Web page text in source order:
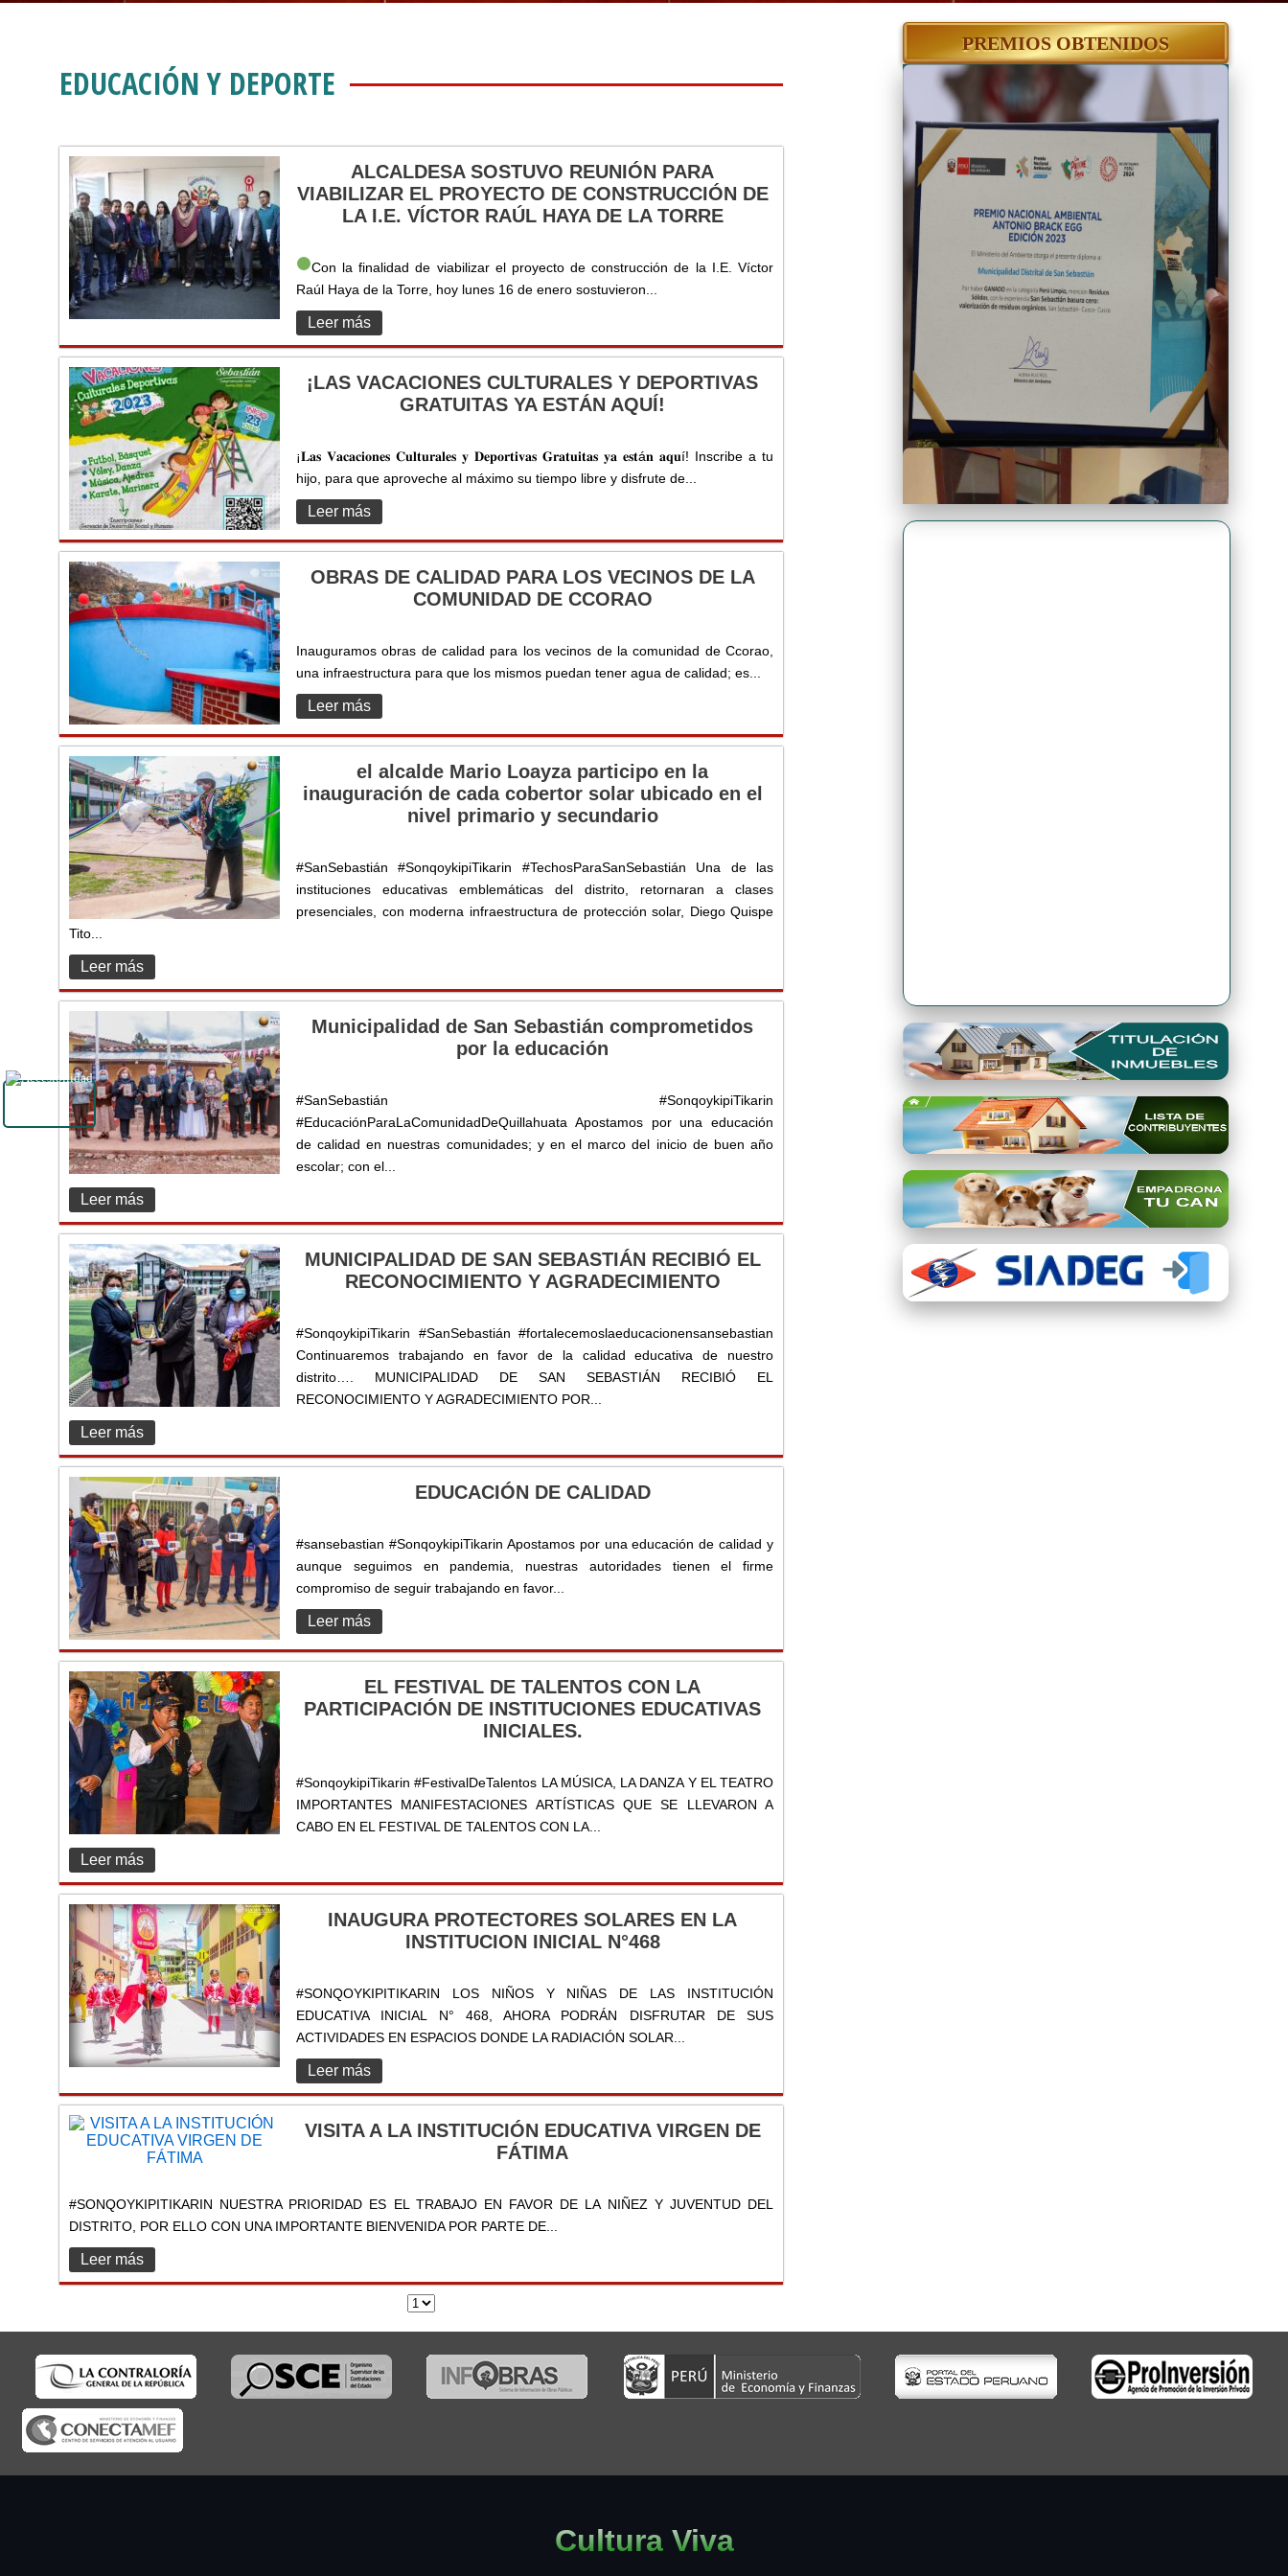
EDUCACIÓN Y DEPORTE
ALCALDESA SOSTUVO REUNIÓN PARA
VIABILIZAR EL PROYECTO DE CONSTRUCCIÓN DE
LA I.E. VÍCTOR RAÚL HAYA DE LA TORRE
Con la finalidad de viabilizar el proyecto de construcción de la I.E. Víctor
Raúl Haya de la Torre, hoy lunes 16 de enero sostuvieron...
Leer más
¡LAS VACACIONES CULTURALES Y DEPORTIVAS
GRATUITAS YA ESTÁN AQUÍ!
¡𝐋𝐚𝐬 𝐕𝐚𝐜𝐚𝐜𝐢𝐨𝐧𝐞𝐬 𝐂𝐮𝐥𝐭𝐮𝐫𝐚𝐥𝐞𝐬 𝐲 𝐃𝐞𝐩𝐨𝐫𝐭𝐢𝐯𝐚𝐬 𝐆𝐫𝐚𝐭𝐮𝐢𝐭𝐚𝐬 𝐲𝐚 𝐞𝐬𝐭á𝐧 𝐚𝐪𝐮í! Inscribe a tu
hijo, para que aproveche al máximo su tiempo libre y disfrute de...
Leer más
OBRAS DE CALIDAD PARA LOS VECINOS DE LA
COMUNIDAD DE CCORAO
Inauguramos obras de calidad para los vecinos de la comunidad de Ccorao,
una infraestructura para que los mismos puedan tener agua de calidad; es...
Leer más
el alcalde Mario Loayza participo en la
inauguración de cada cobertor solar ubicado en el
nivel primario y secundario
#SanSebastián #SonqoykipiTikarin #TechosParaSanSebastián Una de las
instituciones educativas emblemáticas del distrito, retornaran a clases
presenciales, con moderna infraestructura de protección solar, Diego Quispe
Tito...
Leer más
Municipalidad de San Sebastián comprometidos
por la educación
#SanSebastián #SonqoykipiTikarin
#EducaciónParaLaComunidadDeQuillahuata Apostamos por una educación
de calidad en nuestras comunidades; y en el marco del inicio de buen año
escolar; con el...
Leer más
MUNICIPALIDAD DE SAN SEBASTIÁN RECIBIÓ EL
RECONOCIMIENTO Y AGRADECIMIENTO
#SonqoykipiTikarin #SanSebastián #fortalecemoslaeducacionensansebastian
Continuaremos trabajando en favor de la calidad educativa de nuestro
distrito…. MUNICIPALIDAD DE SAN SEBASTIÁN RECIBIÓ EL
RECONOCIMIENTO Y AGRADECIMIENTO POR...
Leer más
EDUCACIÓN DE CALIDAD
#sansebastian #SonqoykipiTikarin Apostamos por una educación de calidad y
aunque seguimos en pandemia, nuestras autoridades tienen el firme
compromiso de seguir trabajando en favor...
Leer más
EL FESTIVAL DE TALENTOS CON LA
PARTICIPACIÓN DE INSTITUCIONES EDUCATIVAS
INICIALES.
#SonqoykipiTikarin #FestivalDeTalentos LA MÚSICA, LA DANZA Y EL TEATRO
IMPORTANTES MANIFESTACIONES ARTÍSTICAS QUE SE LLEVARON A
CABO EN EL FESTIVAL DE TALENTOS CON LA...
Leer más
INAUGURA PROTECTORES SOLARES EN LA
INSTITUCION INICIAL N°468
#SONQOYKIPITIKARIN LOS NIÑOS Y NIÑAS DE LAS INSTITUCIÓN
EDUCATIVA INICIAL N° 468, AHORA PODRÁN DISFRUTAR DE SUS
ACTIVIDADES EN ESPACIOS DONDE LA RADIACIÓN SOLAR...
Leer más
VISITA A LA INSTITUCIÓN EDUCATIVA VIRGEN DE
FÁTIMA
#SONQOYKIPITIKARIN NUESTRA PRIORIDAD ES EL TRABAJO EN FAVOR DE LA NIÑEZ Y JUVENTUD DEL
DISTRITO, POR ELLO CON UNA IMPORTANTE BIENVENIDA POR PARTE DE...
Leer más
PREMIOS OBTENIDOS
Cultura Viva